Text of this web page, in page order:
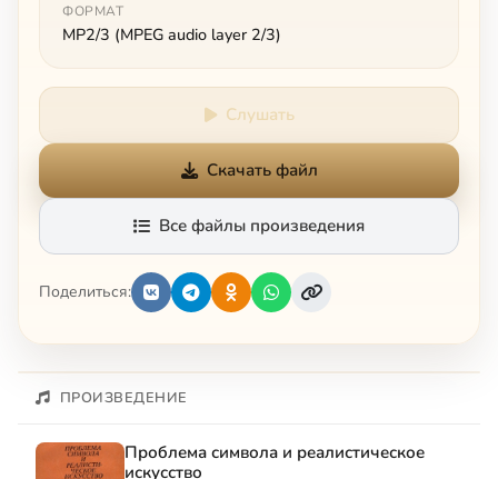
ФОРМАТ
MP2/3 (MPEG audio layer 2/3)
Слушать
Скачать файл
Все файлы произведения
Поделиться:
ПРОИЗВЕДЕНИЕ
Проблема символа и реалистическое
искусство